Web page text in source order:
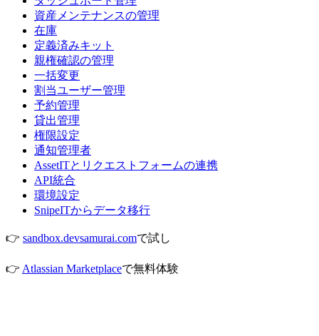
資産メンテナンスの管理
在庫
定義済みキット
親権確認の管理
一括変更
割当ユーザー管理
予約管理
貸出管理
権限設定
通知管理者
AssetITとリクエストフォームの連携
API統合
環境設定
SnipeITからデータ移行
👉 sandbox.devsamurai.comで試し
👉 Atlassian Marketplaceで無料体験